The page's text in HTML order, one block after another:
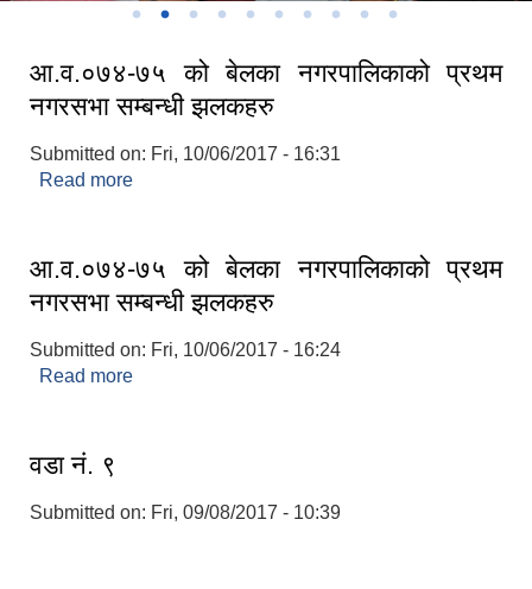
आ.व.०७४-७५ को बेलका नगरपालिकाको प्रथम
नगरसभा सम्बन्धी झलकहरु
Submitted on: Fri, 10/06/2017 - 16:31
Read more
आ.व.०७४-७५ को बेलका नगरपालिकाको प्रथम
नगरसभा सम्बन्धी झलकहरु
Submitted on: Fri, 10/06/2017 - 16:24
Read more
वडा नं. ९
Submitted on: Fri, 09/08/2017 - 10:39